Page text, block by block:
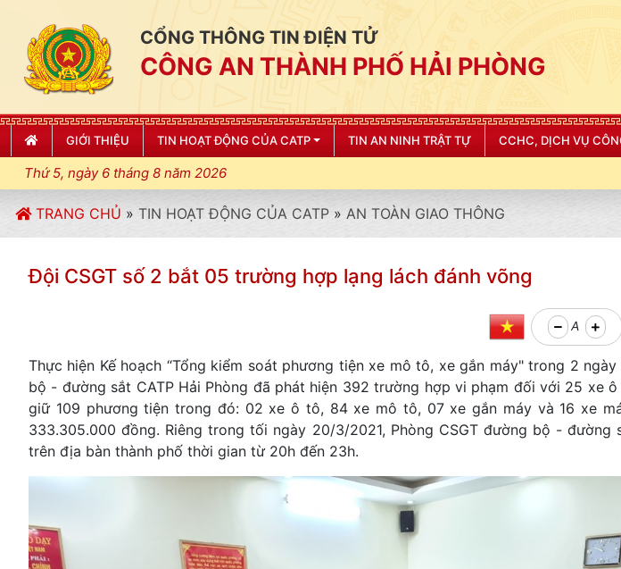
CỔNG THÔNG TIN ĐIỆN TỬ
CÔNG AN THÀNH PHỐ HẢI PHÒNG
GIỚI THIỆU TIN HOẠT ĐỘNG CỦA CATP TIN AN NINH TRẬT TỰ CCHC, DỊCH VỤ
Thứ 5, ngày 6 tháng 8 năm 2026
TRANG CHỦ » TIN HOẠT ĐỘNG CỦA CATP » AN TOÀN GIAO THÔNG
Đội CSGT số 2 bắt 05 trường hợp lạng lách đánh võng
A
Thực hiện Kế hoạch “Tổng kiểm soát phương tiện xe mô tô, xe gắn máy" trong 2
bộ - đường sắt CATP Hải Phòng đã phát hiện 392 trường hợp vi phạm đối với 25 xe
giữ 109 phương tiện trong đó: 02 xe ô tô, 84 xe mô tô, 07 xe gắn máy và 16 xe
333.305.000 đồng. Riêng trong tối ngày 20/3/2021, Phòng CSGT đường bộ -
trên địa bàn thành phố thời gian từ 20h đến 23h.